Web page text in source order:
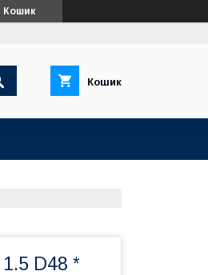
Кошик
Кошик
D48 *